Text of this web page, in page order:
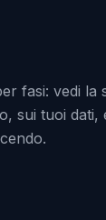
fasi: vedi la
sui tuoi dati,